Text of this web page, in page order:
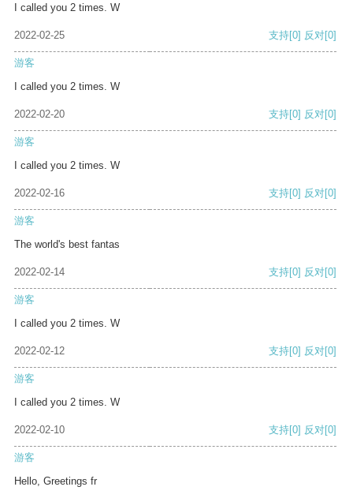
I called you 2 times. W
2022-02-25 支持[0] 反对[0]
游客
I called you 2 times. W
2022-02-20 支持[0] 反对[0]
游客
I called you 2 times. W
2022-02-16 支持[0] 反对[0]
游客
The world's best fantas
2022-02-14 支持[0] 反对[0]
游客
I called you 2 times. W
2022-02-12 支持[0] 反对[0]
游客
I called you 2 times. W
2022-02-10 支持[0] 反对[0]
游客
Hello, Greetings fr